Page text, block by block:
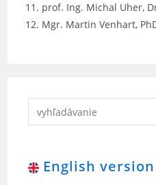
prof. Ing. Michal Uher,
Mgr. Martin Venhart,
English version